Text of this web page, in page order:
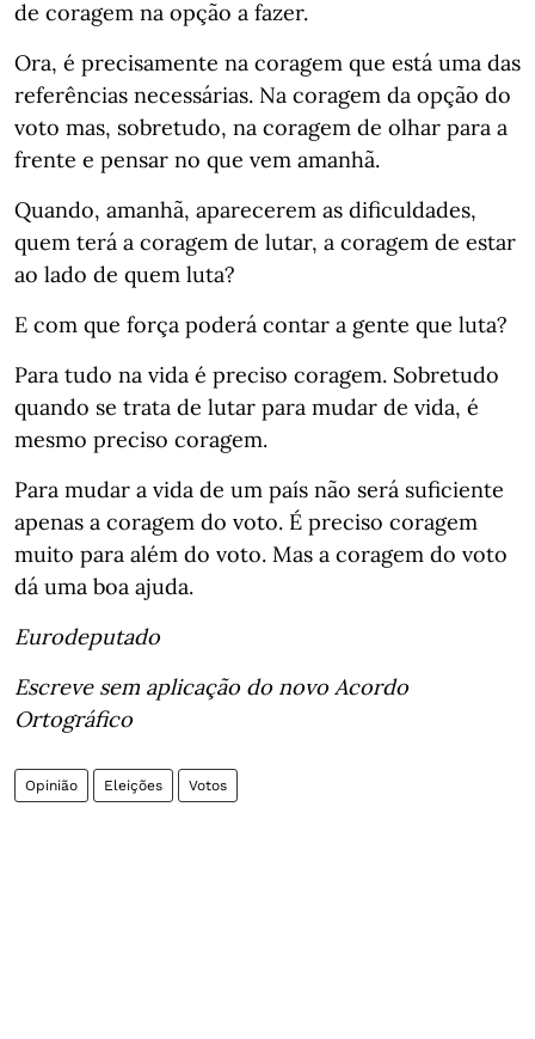
de coragem na opção a fazer.
Ora, é precisamente na coragem que está uma das
referências necessárias. Na coragem da opção do
voto mas, sobretudo, na coragem de olhar para a
frente e pensar no que vem amanhã.
Quando, amanhã, aparecerem as dificuldades,
quem terá a coragem de lutar, a coragem de estar
ao lado de quem luta?
E com que força poderá contar a gente que luta?
Para tudo na vida é preciso coragem. Sobretudo
quando se trata de lutar para mudar de vida, é
mesmo preciso coragem.
Para mudar a vida de um país não será suficiente
apenas a coragem do voto. É preciso coragem
muito para além do voto. Mas a coragem do voto
dá uma boa ajuda.
Eurodeputado
Escreve sem aplicação do novo Acordo
Ortográfico
Opinião Eleições Votos